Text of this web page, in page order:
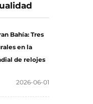
Bahía: Tres
en la
de relojes
2026-06-01